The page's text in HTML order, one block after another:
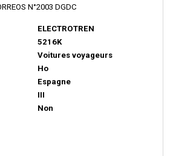
N°2003 DGDC
ELECTROTREN
5216K
Voitures voyageurs
Ho
Espagne
III
Non